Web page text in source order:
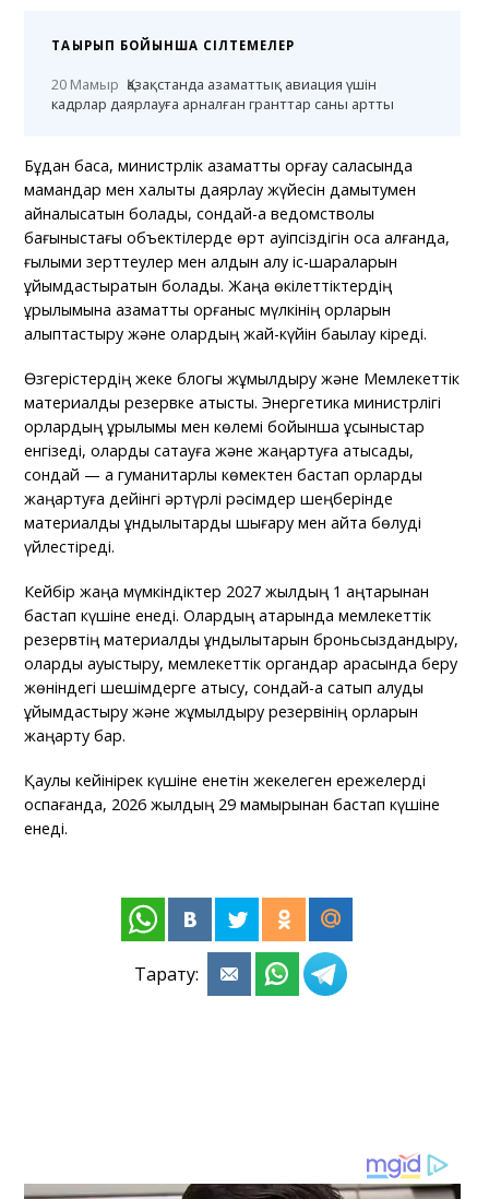
ТАҚЫРЫП БОЙЫНША СІЛТЕМЕЛЕР
20 Мамыр Қазақстанда азаматтық авиация үшін
кадрлар даярлауға арналған гранттар саны артты
Бұдан басқа, министрлік азаматтық қорғау саласында
мамандар мен халықты даярлау жүйесін дамытумен
айналысатын болады, сондай-ақ ведомстволық
бағыныстағы объектілерде өрт қауіпсіздігін қоса алғанда,
ғылыми зерттеулер мен алдын алу іс-шараларын
ұйымдастыратын болады. Жаңа өкілеттіктердің
құрылымына азаматтық қорғаныс мүлкінің қорларын
қалыптастыру және олардың жай-күйін бақылау кіреді.
Өзгерістердің жеке блогы жұмылдыру және Мемлекеттік
материалдық резервке қатысты. Энергетика министрлігі
қорлардың құрылымы мен көлемі бойынша ұсыныстар
енгізеді, оларды сақтауға және жаңартуға қатысады,
сондай — ақ гуманитарлық көмектен бастап қорларды
жаңартуға дейінгі әртүрлі рәсімдер шеңберінде
материалдық құндылықтарды шығару мен қайта бөлуді
үйлестіреді.
Кейбір жаңа мүмкіндіктер 2027 жылдың 1 қаңтарынан
бастап күшіне енеді. Олардың қатарында мемлекеттік
резервтің материалдық құндылықтарын броньсыздандыру,
оларды ауыстыру, мемлекеттік органдар арасында беру
жөніндегі шешімдерге қатысу, сондай-ақ сатып алуды
ұйымдастыру және жұмылдыру резервінің қорларын
жаңарту бар.
Қаулы кейінірек күшіне енетін жекелеген ережелерді
қоспағанда, 2026 жылдың 29 мамырынан бастап күшіне
енеді.
Тарату: